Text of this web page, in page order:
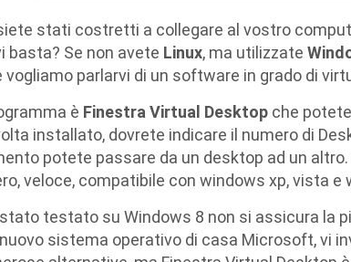
stati costretti a collegare al vostro
basta? Se non avete Linux, ma utilizzate
vogliamo parlarvi di un software in grado di
è Finestra Virtual Desktop che
installato, dovrete indicare il numero di
potete passare da un desktop ad un
veloce, compatibile con windows xp, vista e
testato su Windows 8 non si assicura la
sistema operativo di casa Microsoft, vi